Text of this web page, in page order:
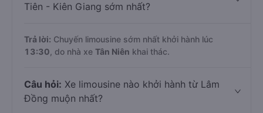
Tiên - Kiên Giang sớm nhất?
Trả lời: Chuyến limousine sớm nhất khởi hành lúc
13:30 , do nhà xe Tân Niên khai thác.
Câu hỏi: Xe limousine nào khởi hành từ Lâm
Đồng muộn nhất?